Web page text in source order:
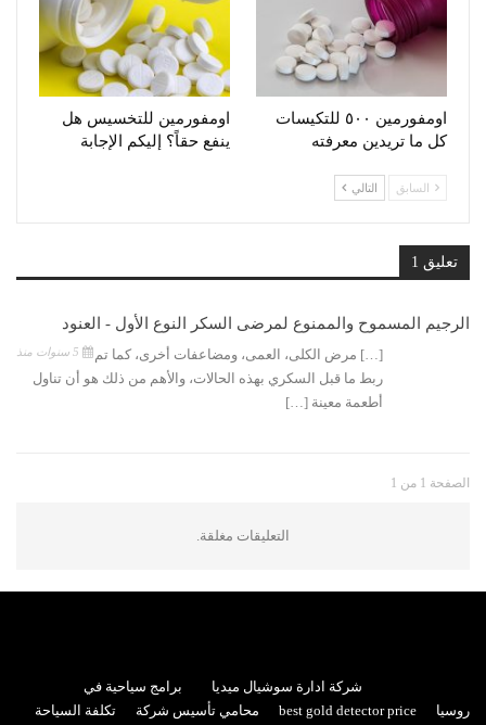
اومفورمين ٥٠٠ للتكيسات
كل ما تريدين معرفته
اومفورمين للتخسيس هل
ينفع حقاً؟ إليكم الإجابة
السابق التالي
تعليق 1
الرجيم المسموح والممنوع لمرضى السكر النوع الأول - العنود
[…] مرض الكلى، العمى، ومضاعفات أخرى، كما تم
ربط ما قبل السكري بهذه الحالات، والأهم من ذلك هو أن تناول
أطعمة معينة […]
الصفحة 1 من 1
التعليقات مغلقة.
شركة ادارة سوشيال ميديا
برامج سياحية في
روسيا
best gold detector price محامي تأسيس شركة
تكلفة السياحة